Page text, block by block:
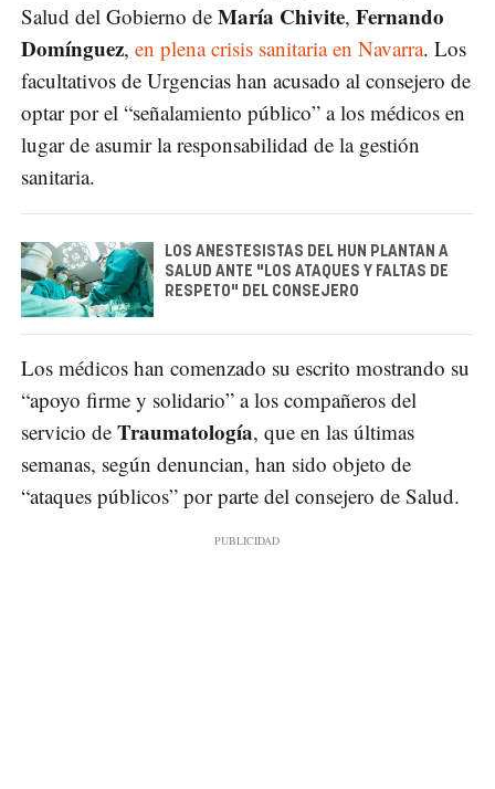
Salud del Gobierno de María Chivite, Fernando
Domínguez, en plena crisis sanitaria en Navarra. Los
facultativos de Urgencias han acusado al consejero de
optar por el “señalamiento público” a los médicos en
lugar de asumir la responsabilidad de la gestión
sanitaria.
LOS ANESTESISTAS DEL HUN PLANTAN A
SALUD ANTE "LOS ATAQUES Y FALTAS DE
RESPETO" DEL CONSEJERO
Los médicos han comenzado su escrito mostrando su
“apoyo firme y solidario” a los compañeros del
servicio de Traumatología, que en las últimas
semanas, según denuncian, han sido objeto de
“ataques públicos” por parte del consejero de Salud.